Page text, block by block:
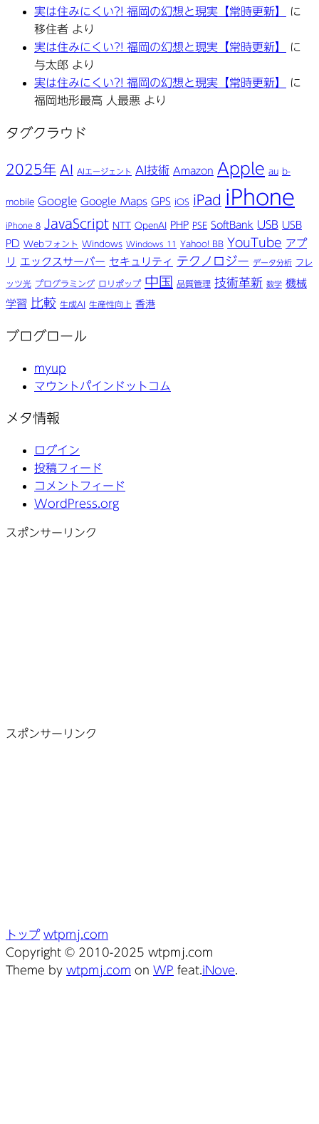
実は住みにくい?! 福岡の幻想と現実【常時更新】
に
移住者 より
実は住みにくい?! 福岡の幻想と現実【常時更新】
に
与太郎 より
実は住みにくい?! 福岡の幻想と現実【常時更新】
に
福岡地形最高 人最悪 より
タグクラウド
2025年 AI AIエージェント AI技術 Amazon Apple au b-
mobile Google Google Maps GPS iOS iPad iPhone
iPhone 8 JavaScript NTT OpenAI PHP PSE SoftBank USB USB
PD Webフォント Windows Windows 11 Yahoo! BB YouTube アプ
リ エックスサーバー セキュリティ テクノロジー データ分析 フレ
ッツ光 プログラミング ロリポップ 中国 品質管理 技術革新 数学 機械
学習 比較 生成AI 生産性向上 香港
ブログロール
myup
マウントパインドットコム
メタ情報
ログイン
投稿フィード
コメントフィード
WordPress.org
スポンサーリンク
スポンサーリンク
トップ wtpmj.com
Copyright © 2010-2025 wtpmj.com
Theme by wtpmj.com on WP feat. iNove